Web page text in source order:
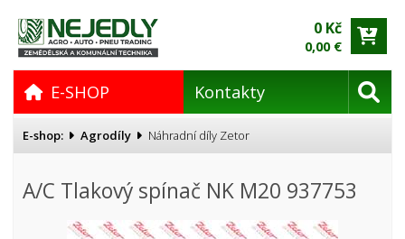
0 Kč
0,00 €
E-SHOP Kontakty
E-shop: Agrodíly Náhradní díly Zetor
A/C Tlakový spínač NK M20 937753